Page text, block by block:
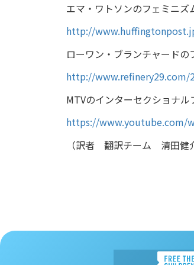
エマ・ワトソンのフェミニズ
http://
ローワン・ブランチャード
http://www.refinery29.com/
MTVのインターセクショナ
https://www.youtube.com/
（訳者 翻訳チーム 清田健